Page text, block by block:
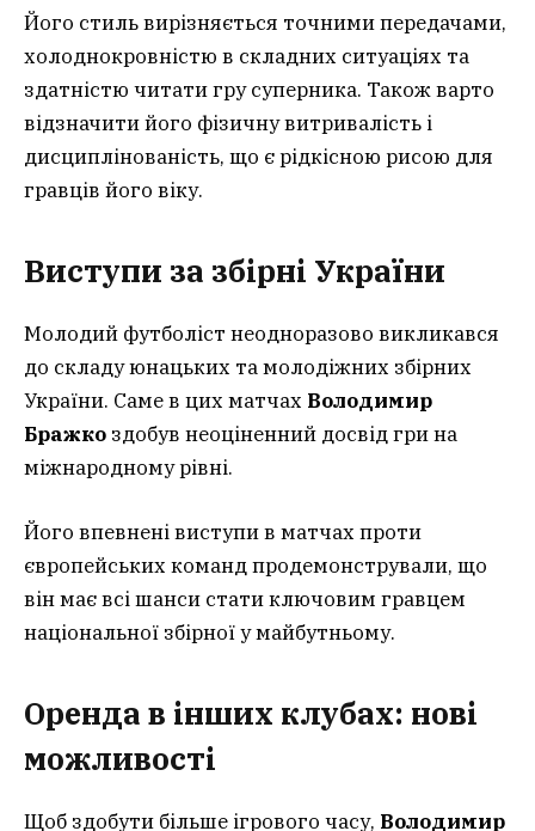
Його стиль вирізняється точними передачами,
холоднокровністю в складних ситуаціях та
здатністю читати гру суперника. Також варто
відзначити його фізичну витривалість і
дисциплінованість, що є рідкісною рисою для
гравців його віку.
Виступи за збірні України
Молодий футболіст неодноразово викликався
до складу юнацьких та молодіжних збірних
України. Саме в цих матчах Володимир
Бражко здобув неоціненний досвід гри на
міжнародному рівні.
Його впевнені виступи в матчах проти
європейських команд продемонстрували, що
він має всі шанси стати ключовим гравцем
національної збірної у майбутньому.
Оренда в інших клубах: нові
можливості
Щоб здобути більше ігрового часу, Володимир